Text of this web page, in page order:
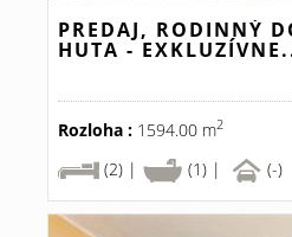
PREDAJ, RODINNÝ
HUTA -
Rozloha : 1594.00 m2
(2) |
(1) | (-)